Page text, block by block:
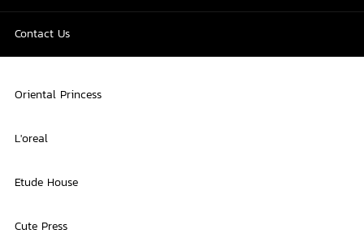
Contact Us
Oriental Princess
L'oreal
Etude House
Cute Press